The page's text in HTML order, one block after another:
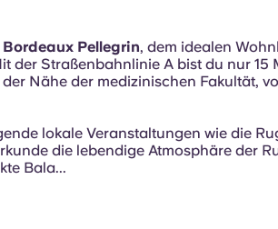
Bordeaux Pellegrin, dem idealen
der Straßenbahnlinie A bist du nur
Nähe der medizinischen Fakultät,
lokale Veranstaltungen wie die
die lebendige Atmosphäre der
Bala...